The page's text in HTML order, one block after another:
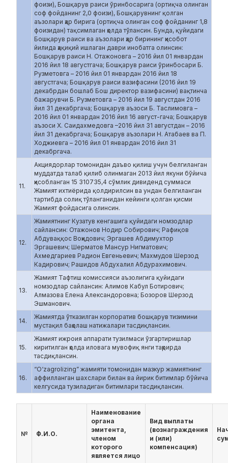
фоизи), Бошқарув раиси ўринбосарига (ортиқча олинган
соф фойданинг 2,0 фоизи), Бошқарувнинг қолган
аъзолари ҳар бирига (ортиқча олинган соф фойданинг 1,8
фоизидан) тақсимлаган ҳолда тўлансин. Бунда, қуйидаги
Бошқарув раиси ва аъзолари ҳар бирининг ҳисобот
йилида ҳақиқий ишлаган даври инобатга олинсин:
Бошқарув раиси Н. Отажоновга – 2016 йил 01 январдан
2016 йил 18 августгача; Бошқарув раиси ўринбосари Б.
Рузметовга – 2016 йил 01 январдан 2016 йил 18
августгача; Бошқарув раиси вазифасини (2016 йил 19
декабрдан бошлаб Бош директор вазифасини) вақтинча
бажарувчи Б. Рузметовга – 2016 йил 19 августдан 2016
йил 31 декабргача; Бошқарув аъзоси Б. Таслимовга –
2016 йил 01 январдан 2016 йил 16 август-гача; Бошқарув
аъзоси Х. Саидахмедовга –2016 йил 31 августдан – 2016
йил 31 декабргача; Бошқарув аъзолари Н. Атабаев ва П.
Ходжиевга – 2016 йил 01 январдан 2016 йил 31
декабргача.
11.
Акциядорлар томонидан даъво қилиш учун белгиланган
муддатда талаб қилиб олинмаган 2013 йил якуни бўйича
ҳисобланган 15 310735,4 сўмлик дивиденд суммаси
Жамият ихтиёрида қолдирилсин ва ундан белгиланган
тартибда солиқ тўланганидан кейинги қолган қисми
Жамият фойдасига олинсин.
12.
Жамиятнинг Кузатув кенгашига қуйидаги номзодлар
сайлансин: Отажонов Нодир Собирович; Рафиқов
Абдуваққос Воҳидович; Эргашев Абдимухтор
Эргашевич; Шерматов Мансур Нигматович;
Ахмедгариев Радион Евгеньевич; Махмудов Шерзод
Кадирович; Рашидов Абдухалил Абдурахимович.
13.
Жамият Тафтиш комиссияси аъзолигига қуйидаги
номзодлар сайлансин: Алимов Кабул Ботирович;
Алмазова Елена Александоровна; Бозоров Шерзод
Эшманович.
14.
Жамиятда ўтказилган корпоратив бошқарув тизимини
мустақил баҳолаш натижалари тасдиқлансин.
15.
Жамият ижроия аппарати тузилмаси ўзгартиришлар
киритилган ҳолда иловага мувофиқ янги таҳрирда
тасдиқлансин.
16.
“O‘zagrolizing” жамияти томонидан мазкур жамиятнинг
аффилланган шахслари билан ва йирик битимлар бўйича
келгусида тузиладиган битимлари тасдиқлансин.
№ Ф.И.О.
Наименование
органа
эмитента,
членом
которого
является лицо
Вид выплаты
(вознаграждения
и (или)
компенсация)